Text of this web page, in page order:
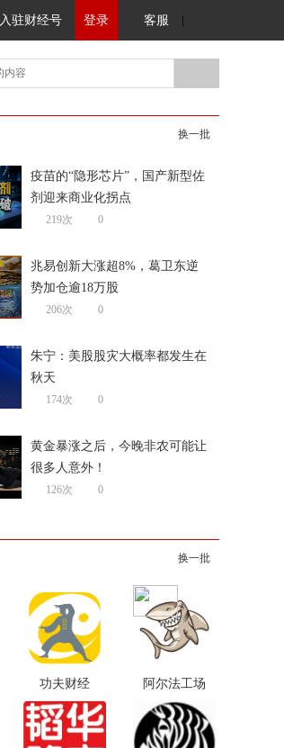
入驻财经号 登录 客服
换一批
疫苗的“隐形芯片”，国产新型佐
剂迎来商业化拐点
219次 0
兆易创新大涨超8%，葛卫东逆
势加仓逾18万股
206次 0
朱宁：美股股灾大概率都发生在
秋天
174次 0
黄金暴涨之后，今晚非农可能让
很多人意外！
126次 0
换一批
功夫财经 阿尔法工场